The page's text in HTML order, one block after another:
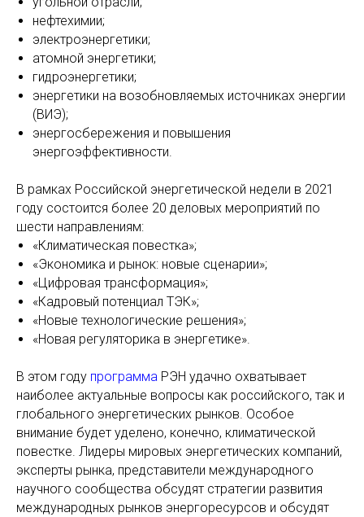
нефтехимии;
электроэнергетики;
атомной энергетики;
гидроэнергетики;
энергетики на возобновляемых источниках энергии
(ВИЭ);
энергосбережения и повышения
энергоэффективности.
В рамках Российской энергетической недели в 2021
году состоится более 20 деловых мероприятий по
шести направлениям:
«Климатическая повестка»;
«Экономика и рынок: новые сценарии»;
«Цифровая трансформация»;
«Кадровый потенциал ТЭК»;
«Новые технологические решения»;
«Новая регуляторика в энергетике».
В этом году программа РЭН удачно охватывает
наиболее актуальные вопросы как российского, так и
глобального энергетических рынков. Особое
внимание будет уделено, конечно, климатической
повестке. Лидеры мировых энергетических компаний,
эксперты рынка, представители международного
научного сообщества обсудят стратегии развития
международных рынков энергоресурсов и обсудят